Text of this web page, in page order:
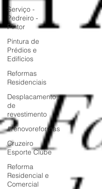
Serviço -
Pedreiro -
Pintor
Pintura de
Prédios e
Edifícios
Reformas
Residenciais
Desplacamento
de
revestimento
#renovoreformas
Cruzeiro
Esporte Clube
Reforma
Residencial e
Comercial